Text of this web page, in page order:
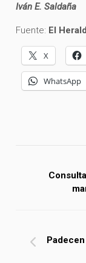
Iván E. Saldaña
Fuente: El
X
WhatsApp